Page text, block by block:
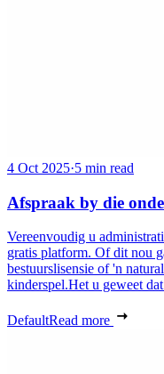
4 Oct 2025·5 min read
Afspraak by die
Vereenvoudig u
gratis platform. Of dit nou
bestuurslisensie of 'n
kinderspel.Het u geweet
DefaultRead more